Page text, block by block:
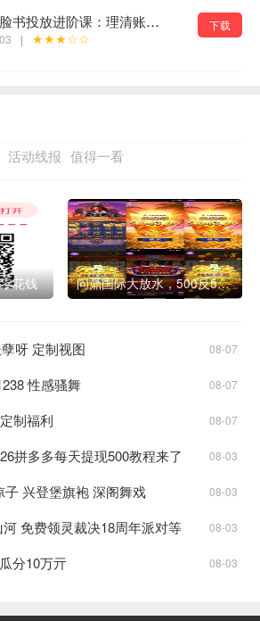
2026 AI脸书投放进阶课：理清账号体系搭建逻辑，用AI重构广告投放工作流（更新）
| ★★★☆☆
下载
活动线报 值得一看
花钱 问鼎国际大放水，500反500 亲测下分3W
呀 定制视图 08-07
性感骚舞 08-07
制福利 08-07
拼多多每天提现500教程来了 08-03
兴登堡旗袍 深阁舞戏 08-03
免费领灵裁决18周年派对等 08-03
分10万亓 08-03